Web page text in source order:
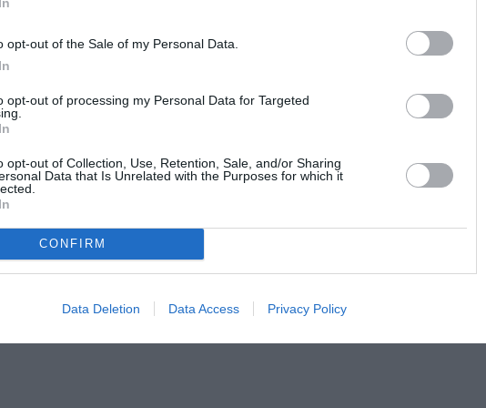
opt-out of the Sale of my Personal Data.
opt-out of processing my Personal Data for Targeted
opt-out of Collection, Use, Retention, Sale, and/or Sharing
Data that Is Unrelated with the Purposes for which it
CONFIRM
Data Deletion Data Access Privacy Policy
και να παρακολουθήσουν πρόβα τους, βιώνοντας τον παλμό και
χρόνο.